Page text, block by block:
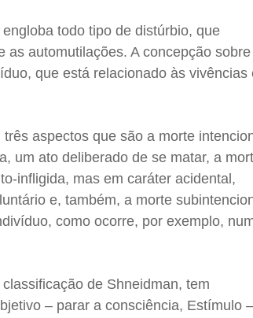
todo tipo de distúrbio, que
as automutilações. A concepção
que está relacionado às vivências
aspectos que são a morte
um ato deliberado de se matar, a
infligida, mas em caráter acidental,
e, também, a morte
como ocorre, por exemplo,
de Shneidman, tem
– parar a consciência, Estímulo –